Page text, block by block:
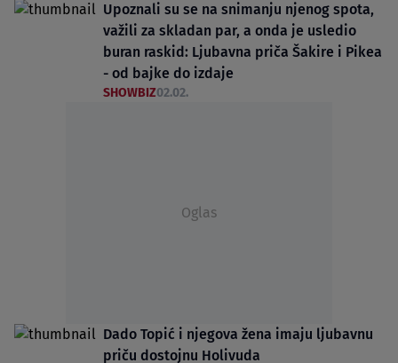
Upoznali su se na snimanju njenog spota,
važili za skladan par, a onda je usledio
buran raskid: Ljubavna priča Šakire i Pikea
- od bajke do izdaje
SHOWBIZ02.02.
Oglas
Dado Topić i njegova žena imaju ljubavnu
priču dostojnu Holivuda